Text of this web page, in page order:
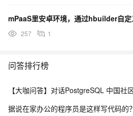
257 1
问答排行榜
据说在家办公的程序员是这样写代码的？